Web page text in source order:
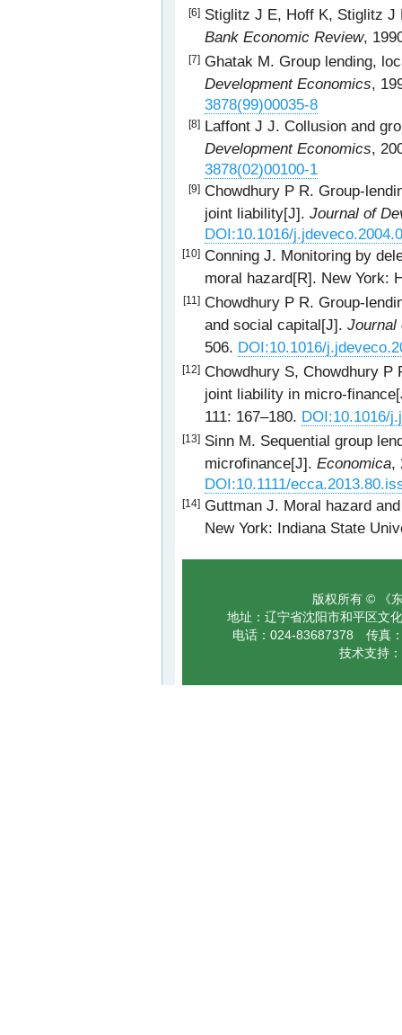
[6] Stiglitz J E, Hoff K, Stiglitz
Bank Economic Review,
[7] Ghatak M. Group lending,
Development Economics,
3878(99)00035-8
[8] Laffont J J. Collusion and
Development Economics,
3878(02)00100-1
[9] Chowdhury P R. Group-
joint liability[J]. Journal of
DOI:10.1016/
[10] Conning J. Monitoring by
moral hazard[R]. New York:
[11] Chowdhury P R. Group-
and social capital[J]. Journal
506. DOI:10.1016/
[12] Chowdhury S, Chowdhury P
joint liability in micro-
111: 167–180. DOI:10.1016/
[13] Sinn M. Sequential group
microfinance[J]. Economica,
DOI:10.1111/
[14] Guttman J. Moral hazard
New York: Indiana State